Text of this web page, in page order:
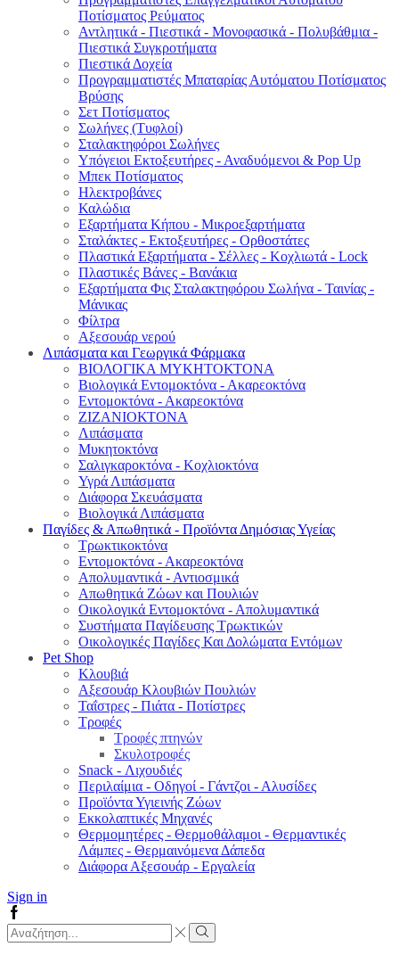
Ποτίσματος Ρεύματος
Αντλητικά - Πιεστικά - Μονοφασικά - Πολυβάθμια -
Πιεστικά Συγκροτήματα
Πιεστικά Δοχεία
Προγραμματιστές Μπαταρίας Αυτόματου Ποτίσματος
Βρύσης
Σετ Ποτίσματος
Σωλήνες (Τυφλοί)
Σταλακτηφόροι Σωλήνες
Υπόγειοι Εκτοξευτήρες - Αναδυόμενοι & Pop Up
Μπεκ Ποτίσματος
Ηλεκτροβάνες
Καλώδια
Εξαρτήματα Κήπου - Μικροεξαρτήματα
Σταλάκτες - Εκτοξευτήρες - Ορθοστάτες
Πλαστικά Εξαρτήματα - Σέλλες - Κοχλιωτά - Lock
Πλαστικές Βάνες - Βανάκια
Εξαρτήματα Φις Σταλακτηφόρου Σωλήνα - Ταινίας -
Μάνικας
Φίλτρα
Αξεσουάρ νερού
Λιπάσματα και Γεωργικά Φάρμακα
ΒΙΟΛΟΓΙΚΑ ΜΥΚΗΤΟΚΤΟΝΑ
Βιολογικά Εντομοκτόνα - Ακαρεοκτόνα
Εντομοκτόνα - Ακαρεοκτόνα
ΖΙΖΑΝΙΟΚΤΟΝΑ
Λιπάσματα
Μυκητοκτόνα
Σαλιγκαροκτόνα - Κοχλιοκτόνα
Υγρά Λιπάσματα
Διάφορα Σκευάσματα
Βιολογικά Λιπάσματα
Παγίδες & Απωθητικά - Προϊόντα Δημόσιας Υγείας
Τρωκτικοκτόνα
Εντομοκτόνα - Ακαρεοκτόνα
Απολυμαντικά - Αντιοσμικά
Απωθητικά Ζώων και Πουλιών
Οικολογικά Εντομοκτόνα - Απολυμαντικά
Συστήματα Παγίδευσης Τρωκτικών
Οικολογικές Παγίδες Και Δολώματα Εντόμων
Pet Shop
Κλουβιά
Αξεσουάρ Κλουβιών Πουλιών
Ταΐστρες - Πιάτα - Ποτίστρες
Τροφές
Τροφές πτηνών
Σκυλοτροφές
Snack - Λιχουδιές
Περιλαίμια - Οδηγοί - Γάντζοι - Αλυσίδες
Προϊόντα Υγιεινής Ζώων
Εκκολαπτικές Μηχανές
Θερμομητέρες - Θερμοθάλαμοι - Θερμαντικές
Λάμπες - Θερμαινόμενα Δάπεδα
Διάφορα Αξεσουάρ - Εργαλεία
Sign in
Facebook
Search
input
Search